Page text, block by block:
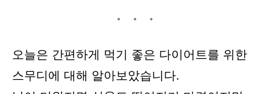
오늘은 간편하게 먹기 좋은 다이어트를 위한
스무디에 대해 알아보았습니다.